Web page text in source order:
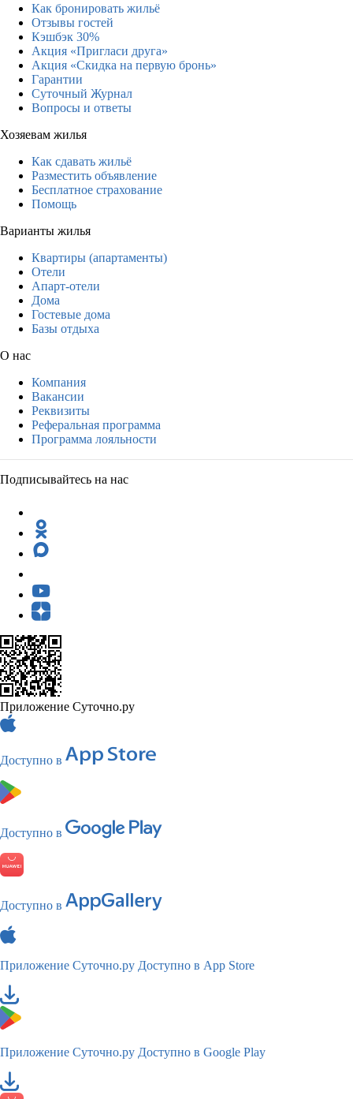
Как бронировать жильё
Отзывы гостей
Кэшбэк 30%
Акция «Пригласи друга»
Акция «Скидка на первую бронь»
Гарантии
Суточный Журнал
Вопросы и ответы
Хозяевам жилья
Как сдавать жильё
Разместить объявление
Бесплатное страхование
Помощь
Варианты жилья
Квартиры (апартаменты)
Отели
Апарт-отели
Дома
Гостевые дома
Базы отдыха
О нас
Компания
Вакансии
Реквизиты
Реферальная программа
Программа лояльности
Подписывайтесь на нас
Приложение Суточно.ру
Доступно в
Доступно в
Доступно в
Приложение Суточно.ру Доступно в App Store
Приложение Суточно.ру Доступно в Google Play